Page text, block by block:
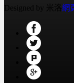
Designed by 米洛網